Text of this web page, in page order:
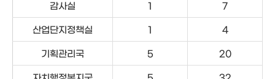
감사실 1 7
산업단지정책실 1 4
기획관리국 5 20
자치행정복지국 5 32